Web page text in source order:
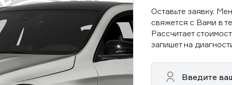
Оставьте заявку.
свяжется с Вами в
Рассчитает
запишет на